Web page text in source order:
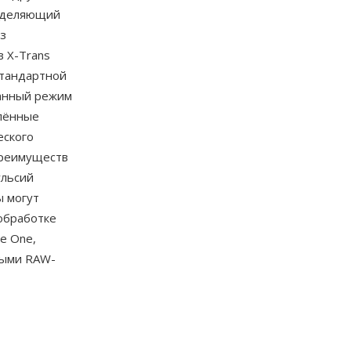
X-Trans
режим
могут
One,
RAW-